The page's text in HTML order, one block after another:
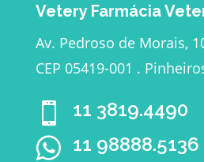
Vetery Farmácia
Av. Pedroso de Morais,
CEP 05419-001 .

11 3819.4490
11 98888.5136